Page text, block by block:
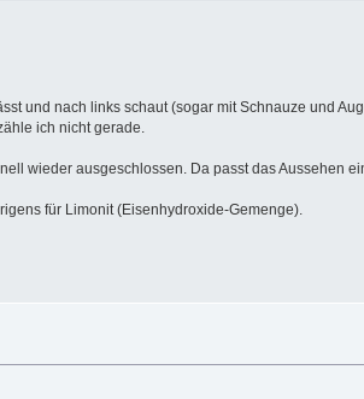
und nach links schaut (sogar mit Schnauze und
ich nicht gerade.
wieder ausgeschlossen. Da passt das Aussehen
für Limonit (Eisenhydroxide-Gemenge).